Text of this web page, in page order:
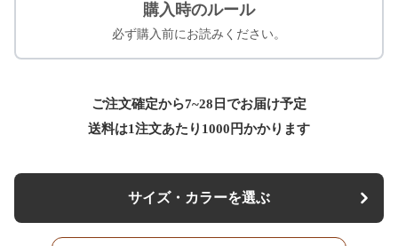
購入時のルール
必ず購入前にお読みください。
ご注文確定から7~28日でお届け予定
送料は1注文あたり 1000 円かかります
サイズ・カラーを選ぶ